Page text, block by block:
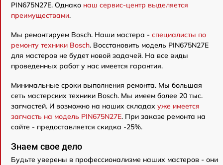
PIN675N27E. Однако наш сервис-центр выделяется
преимуществами.
Мы ремонтируем Bosch. Наши мастера - специалисты по
ремонту техники Bosch. Восстановить модель PIN675N27E
для мастеров не будет новой задачей. На все виды
проведенных работ у нас имеется гарантия.
Минимальные сроки выполнения ремонта. Мы большая
сеть мастерских техники Bosch. Мы имеем более 20 тыс.
запчастей. И возможно на наших складах уже имеется
запчасть на модель PIN675N27E. При заказе ремонта на
сайте - предоставляется скидка -25%.
Знаем свое дело
Будьте уверены в профессионализме наших мастеров - они